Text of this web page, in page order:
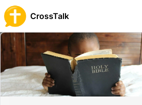
CrossTalk
Inicio
Archivo de Preguntas
Conceptos Teológicos
Entidades Espirituales
¿Qué dicen varios versículos de